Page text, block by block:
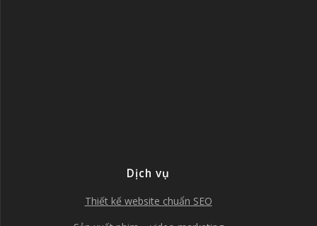
Dịch vụ
Thiết kế website chuẩn SEO